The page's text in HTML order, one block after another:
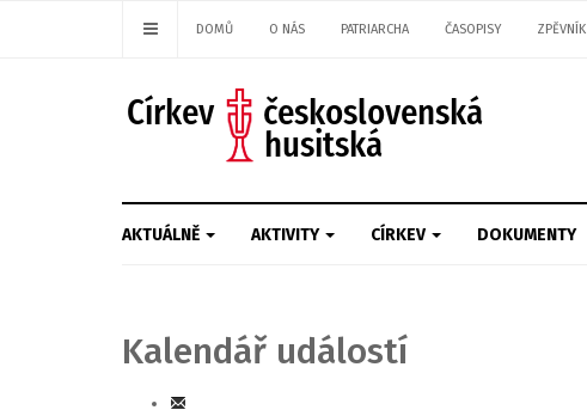
DOMŮ O NÁS PATRIARCHA ČASOPISY ZPĚVNÍK
AKTUÁLNĚ AKTIVITY CÍRKEV DOKUMENTY
Kalendář událostí